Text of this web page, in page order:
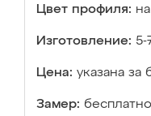
Цвет профиля:
Изготовление: 5-
Цена: указана за
Замер: бесплатно